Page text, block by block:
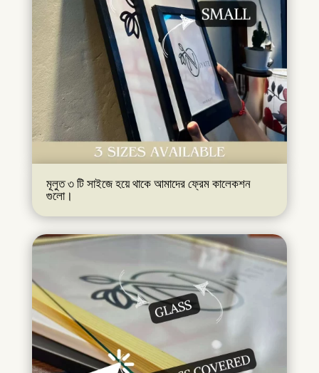
মূলুত ৩ টি সাইজে হয়ে থাকে আমাদের ফ্রেম কালেকশন
গুলো।